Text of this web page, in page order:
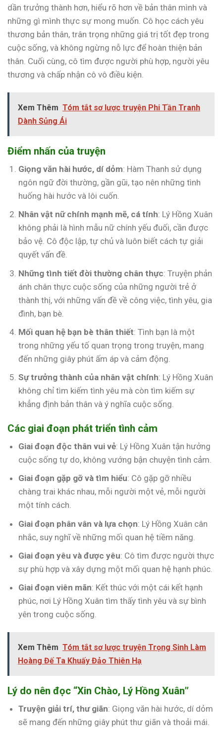
dần trưởng thành hơn, hiểu rõ hơn về bản thân mình và
những gì mình thực sự mong muốn. Cô học cách yêu
thương bản thân, trân trọng những giá trị tốt đẹp trong
cuộc sống, và không ngừng nỗ lực để hoàn thiện bản
thân. Cuối cùng, cô tìm được người phù hợp, người yêu
thương và chấp nhận cô vô điều kiện.
Xem Thêm Tóm tắt sơ lược truyện Phi Tần Tranh
Dành Sủng Ái
Điểm nhấn của truyện
Giọng văn hài hước, dí dỏm: Hàm Thanh sử dụng
ngôn ngữ đời thường, gần gũi, tạo nên những tình
huống hài hước và lôi cuốn.
Nhân vật nữ chính mạnh mẽ, cá tính: Lý Hồng Xuân
không phải là hình mẫu nữ chính yếu đuối, cần được
bảo vệ. Cô độc lập, tự chủ và luôn biết cách tự giải
quyết vấn đề.
Những tình tiết đời thường chân thực: Truyện phản
ánh chân thực cuộc sống của những người trẻ ở
thành thị, với những vấn đề về công việc, tình yêu, gia
đình, bạn bè.
Mối quan hệ bạn bè thân thiết: Tình bạn là một
trong những yếu tố quan trọng trong truyện, mang
đến những giây phút ấm áp và cảm động.
Sự trưởng thành của nhân vật chính: Lý Hồng Xuân
không chỉ tìm kiếm tình yêu mà còn tìm kiếm sự
khẳng định bản thân và ý nghĩa cuộc sống.
Các giai đoạn phát triển tình cảm
Giai đoạn độc thân vui vẻ: Lý Hồng Xuân tận hưởng
cuộc sống tự do, không vướng bận chuyện tình cảm.
Giai đoạn gặp gỡ và tìm hiểu: Cô gặp gỡ nhiều
chàng trai khác nhau, mỗi người một vẻ, mỗi người
một tính cách.
Giai đoạn phân vân và lựa chọn: Lý Hồng Xuân cân
nhắc, suy nghĩ về những mối quan hệ tiềm năng.
Giai đoạn yêu và được yêu: Cô tìm được người thực
sự phù hợp và xây dựng một mối quan hệ hạnh phúc.
Giai đoạn viên mãn: Kết thúc với một cái kết hạnh
phúc, nơi Lý Hồng Xuân tìm thấy tình yêu và sự bình
yên trong cuộc sống.
Xem Thêm Tóm tắt sơ lược truyện Trọng Sinh Làm
Hoàng Đế Ta Khuấy Đảo Thiên Hạ
Lý do nên đọc “Xin Chào, Lý Hồng Xuân”
Truyện giải trí, thư giãn: Giọng văn hài hước, dí dỏm
sẽ mang đến những giây phút thư giãn và thoải mái.